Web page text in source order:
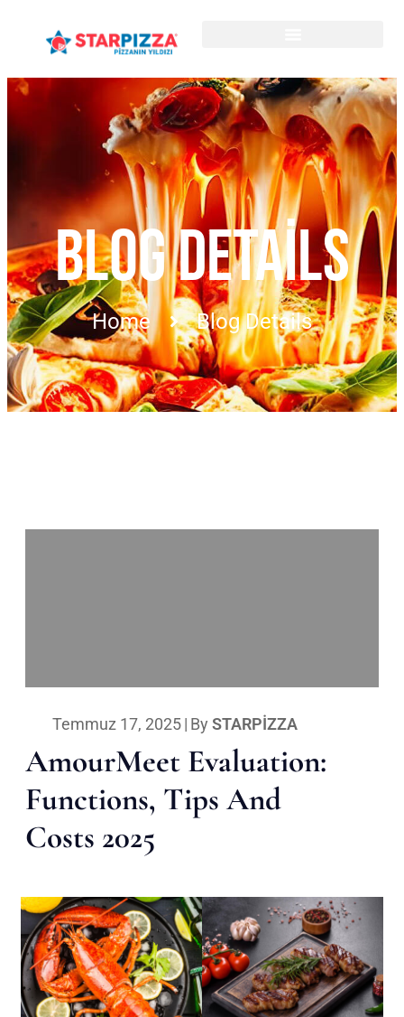
BLOG DETAILS
Home Blog Details
Temmuz 17, 2025| By STARPIZZA
AmourMeet Evaluation:
Functions, Tips And
Costs 2025